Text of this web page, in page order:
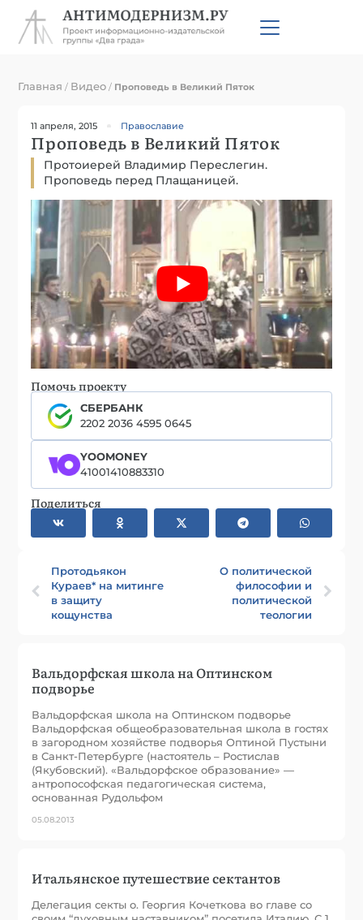
Главная / Видео / Проповедь в Великий Пяток
11 апреля, 2015 Православие
Проповедь в Великий Пяток
Протоиерей Владимир Переслегин.
Проповедь перед Плащаницей.
Помочь проекту
СБЕРБАНК
2202 2036 4595 0645
YOOMONEY
41001410883310
Поделиться
Протодьякон
Кураев* на митинге
в защиту
кощунства
О политической
философии и
политической
теологии
Вальдорфская школа на Оптинском
подворье
Вальдорфская школа на Оптинском подворье
Вальдорфская общеобразовательная школа в гостях
в загородном хозяйстве подворья Оптиной Пустыни
в Санкт-Петербурге (настоятель – Ростислав
(Якубовский). «Вальдорфское образование» —
антропософская педагогическая система,
основанная Рудольфом
05.08.2013
Итальянское путешествие сектантов
Делегация секты о. Георгия Кочеткова во главе со